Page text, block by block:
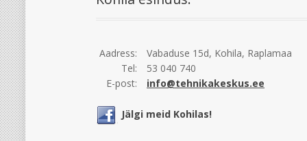
Aadress:
Vabaduse 15d, Kohila, Raplamaa
Tel:
53 040 740
E-post:
info@tehnikakeskus.ee
Jälgi meid Kohilas!